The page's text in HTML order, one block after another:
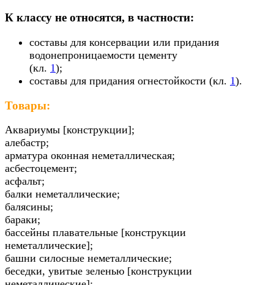
К классу не относятся, в частности:
составы для консервации или придания
водонепроницаемости цементу
(кл. 1);
составы для придания огнестойкости (кл. 1).
Товары:
Аквариумы [конструкции];
алебастр;
арматура оконная неметаллическая;
асбестоцемент;
асфальт;
балки неметаллические;
балясины;
бараки;
бассейны плавательные [конструкции
неметаллические];
башни силосные неметаллические;
беседки, увитые зеленью [конструкции